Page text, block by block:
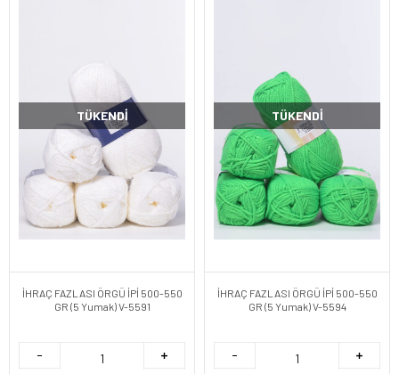
TÜKENDI
İHRAÇ FAZLASI ÖRGÜ İPİ 500-550
GR (5 Yumak) V-5591
TÜKENDI
İHRAÇ FAZLASI ÖRGÜ İPİ 500-550
GR (5 Yumak) V-5594